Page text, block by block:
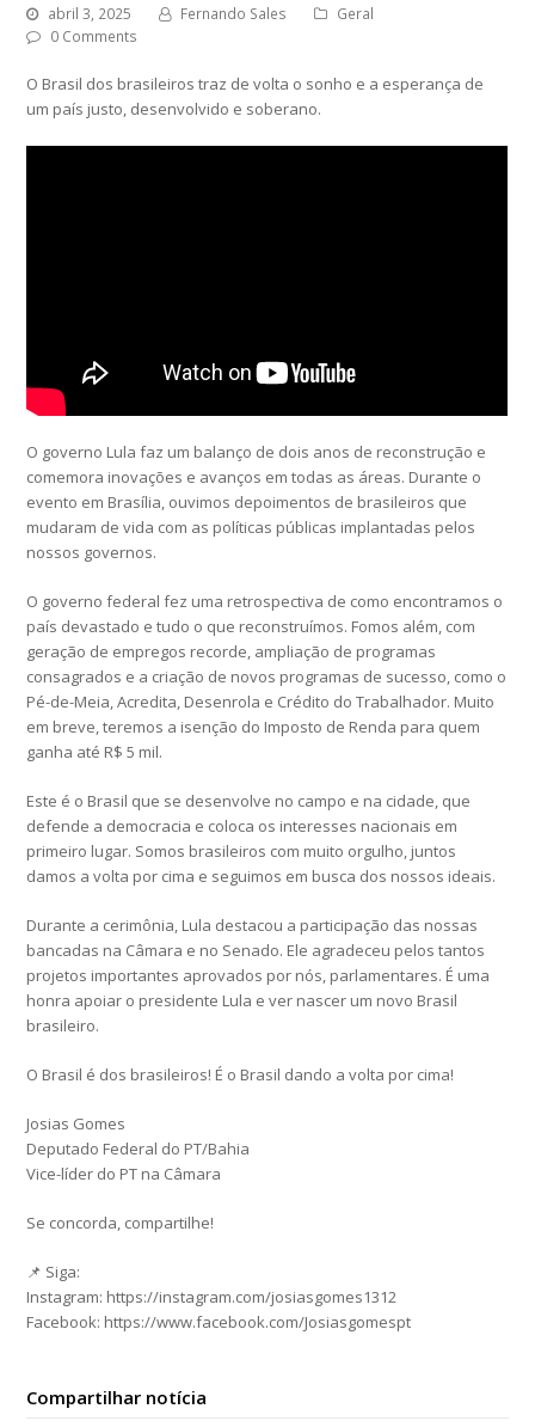
abril 3, 2025 Fernando Sales
Geral
0 Comments
O Brasil dos brasileiros traz de volta o sonho e a esperança de
um país justo, desenvolvido e soberano.
O governo Lula faz um balanço de dois anos de reconstrução e
comemora inovações e avanços em todas as áreas. Durante o
evento em Brasília, ouvimos depoimentos de brasileiros que
mudaram de vida com as políticas públicas implantadas pelos
nossos governos.
O governo federal fez uma retrospectiva de como encontramos o
país devastado e tudo o que reconstruímos. Fomos além, com
geração de empregos recorde, ampliação de programas
consagrados e a criação de novos programas de sucesso, como o
Pé-de-Meia, Acredita, Desenrola e Crédito do Trabalhador. Muito
em breve, teremos a isenção do Imposto de Renda para quem
ganha até R$ 5 mil.
Este é o Brasil que se desenvolve no campo e na cidade, que
defende a democracia e coloca os interesses nacionais em
primeiro lugar. Somos brasileiros com muito orgulho, juntos
damos a volta por cima e seguimos em busca dos nossos ideais.
Durante a cerimônia, Lula destacou a participação das nossas
bancadas na Câmara e no Senado. Ele agradeceu pelos tantos
projetos importantes aprovados por nós, parlamentares. É uma
honra apoiar o presidente Lula e ver nascer um novo Brasil
brasileiro.
O Brasil é dos brasileiros! É o Brasil dando a volta por cima!
Josias Gomes
Deputado Federal do PT/Bahia
Vice-líder do PT na Câmara
Se concorda, compartilhe!
📌 Siga:
Instagram: https://instagram.com/josiasgomes1312
Facebook: https://www.facebook.com/Josiasgomespt
Compartilhar notícia